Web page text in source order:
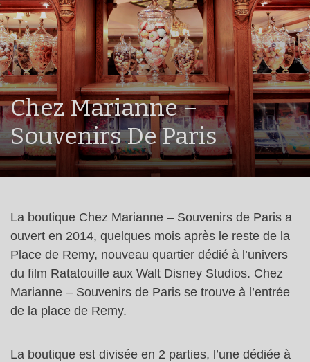
Chez Marianne –
Souvenirs De Paris
La boutique Chez Marianne – Souvenirs de Paris a
ouvert en 2014, quelques mois après le reste de la
Place de Remy, nouveau quartier dédié à l’univers
du film Ratatouille aux Walt Disney Studios. Chez
Marianne – Souvenirs de Paris se trouve à l’entrée
de la place de Remy.
La boutique est divisée en 2 parties, l’une dédiée à